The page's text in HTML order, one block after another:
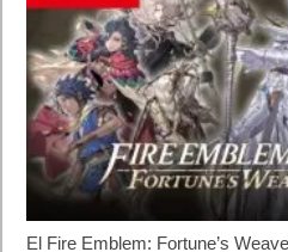
El Fire Emblem: Fortune’s